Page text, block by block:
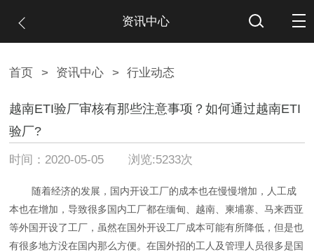
资讯中心
首页 > 资讯中心 > 行业动态
越南ETI验厂审核有那些注意事项？如何通过越南ETI
验厂?
时间：2020-05-05 浏览:5233次
随着经济的发展，国内开设工厂的成本也在慢慢增加，人工成
本也在增加，导致很多国内工厂都在缅甸、越南、柬埔寨、马来西亚
等外国开设了工厂，虽然在国外开设工厂成本可能有所降低，但是也
有很多地方没在国内那么方便。在国外招的工人及管理人员很多是国